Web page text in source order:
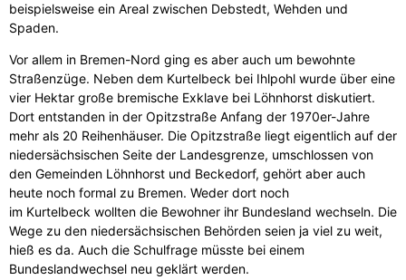
beispielsweise ein Areal zwischen Debstedt, Wehden und
Spaden.
Vor allem in Bremen-Nord ging es aber auch um bewohnte
Straßenzüge. Neben dem Kurtelbeck bei Ihlpohl wurde über eine
vier Hektar große bremische Exklave bei Löhnhorst diskutiert.
Dort entstanden in der Opitzstraße Anfang der 1970er-Jahre
mehr als 20 Reihenhäuser. Die Opitzstraße liegt eigentlich auf der
niedersächsischen Seite der Landesgrenze, umschlossen von
den Gemeinden Löhnhorst und Beckedorf, gehört aber auch
heute noch formal zu Bremen. Weder dort noch
im Kurtelbeck wollten die Bewohner ihr Bundesland wechseln. Die
Wege zu den niedersächsischen Behörden seien ja viel zu weit,
hieß es da. Auch die Schulfrage müsste bei einem
Bundeslandwechsel neu geklärt werden.